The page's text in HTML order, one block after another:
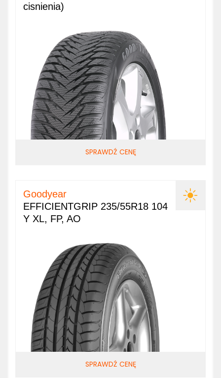
cisnienia)
SPRAWDŹ CENĘ
Goodyear
EFFICIENTGRIP 235/55R18 104
Y XL, FP, AO
SPRAWDŹ CENĘ